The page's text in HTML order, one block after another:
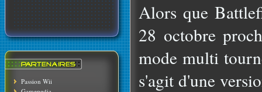
Passion Wii
Alors que
28 octobre
mode multi
s'agit d'une